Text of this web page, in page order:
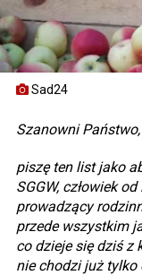
Sad24
Szanowni Państwo,
piszę ten list jako
SGGW, człowiek
prowadzący
przede wszystkim
co dzieje się dziś z
nie chodzi już tylko